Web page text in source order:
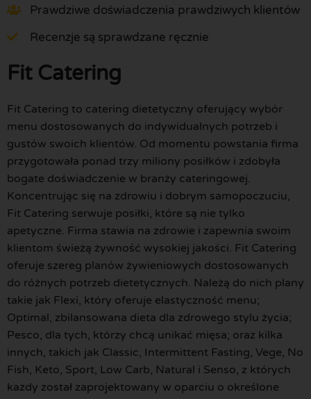
Prawdziwe doświadczenia prawdziwych klientów
Recenzje są sprawdzane ręcznie
Fit Catering
Fit Catering to catering dietetyczny oferujący wybór
menu dostosowanych do indywidualnych potrzeb i
gustów swoich klientów. Od momentu powstania firma
przygotowała ponad trzy miliony posiłków i zdobyła
bogate doświadczenie w branży cateringowej.
Koncentrując się na zdrowiu i dobrym samopoczuciu,
Fit Catering serwuje posiłki, które są nie tylko
apetyczne. Firma stawia na zdrowie i zapewnia swoim
klientom świeżą żywność wysokiej jakości. Fit Catering
oferuje szereg planów żywieniowych dostosowanych
do różnych potrzeb dietetycznych. Należą do nich plany
takie jak Flexi, który oferuje elastyczność menu;
Optimal, zbilansowana dieta dla zdrowego stylu życia;
Pesco, dla tych, którzy chcą unikać mięsa; oraz kilka
innych, takich jak Classic, Intermittent Fasting, Vege, No
Fish, Keto, Sport, Low Carb, Natural i Senso, z których
każdy został zaprojektowany w oparciu o określone